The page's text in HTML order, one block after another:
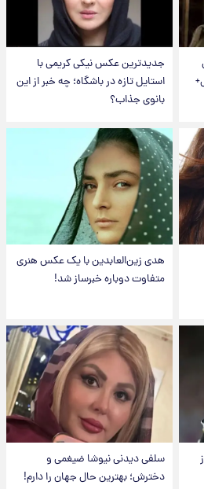
جدیدترین عکس نیکی کریمی با
استایل تازه در باشگاه؛ چه خبر از این
بانوی جذاب؟
هدی زین‌العابدین با یک عکس هنری
متفاوت دوباره خبرساز شد!
سلفی دیدنی نیوشا ضیغمی و
دخترش؛ بهترین حال جهان را دارم!